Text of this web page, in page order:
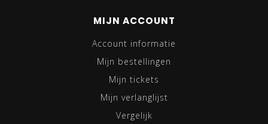
MIJN ACCOUNT
Account informatie
Mijn bestellingen
Mijn tickets
Mijn verlanglijst
Vergelijk